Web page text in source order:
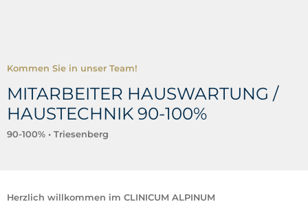
Kommen Sie in unser Team!
MITARBEITER HAUSWARTUNG /
HAUSTECHNIK 90-100%
90-100% • Triesenberg
Herzlich willkommen im CLINICUM ALPINUM